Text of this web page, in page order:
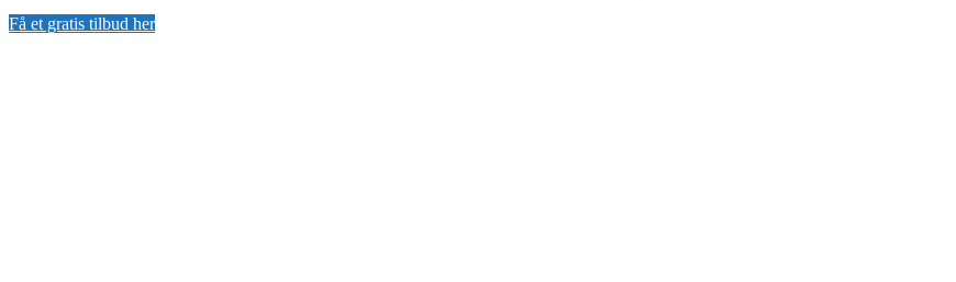
Få et gratis tilbud her